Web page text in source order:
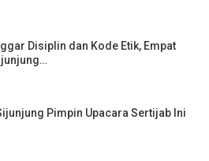
Disiplin dan Kode Etik, Empat
Pimpin Upacara Sertijab Ini